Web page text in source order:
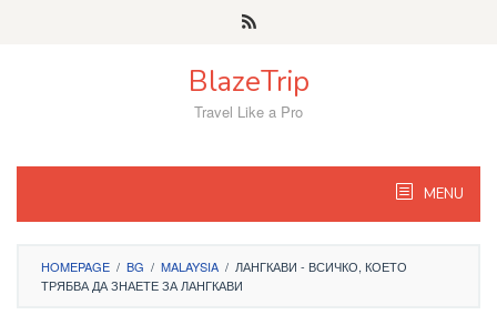
BlazeTrip
Travel Like a Pro
MENU
HOMEPAGE / BG / MALAYSIA / ЛАНГКАВИ - ВСИЧКО, КОЕТО
ТРЯБВА ДА ЗНАЕТЕ ЗА ЛАНГКАВИ